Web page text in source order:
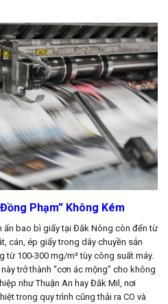
Phạm” Không Kém
ấn bao bì giấy tại Đắk Nông còn đến từ
cán, ép giấy trong dây chuyền sản
từ 100-300 mg/m³ tùy công suất máy.
trở thành “cơn ác mộng” cho không
như Thuận An hay Đắk Mil, nơi
trong quy trình cũng thải ra CO và